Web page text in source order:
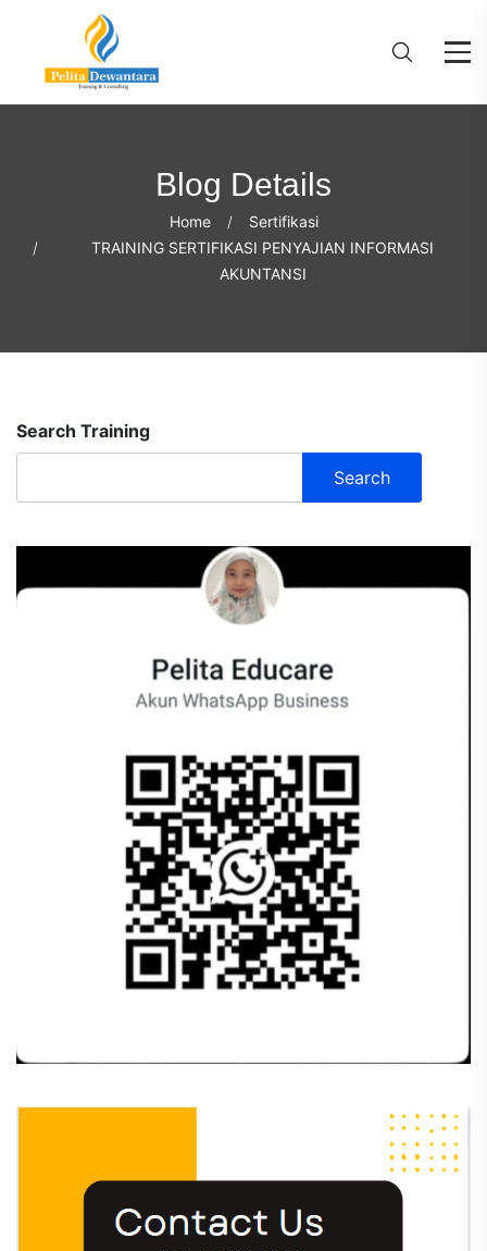
Blog Details
Home
Sertifikasi
TRAINING SERTIFIKASI PENYAJIAN INFORMASI
AKUNTANSI
Search Training
Search